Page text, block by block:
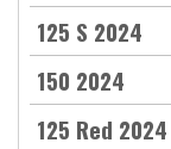
125 S 2024
150 2024
125 Red 2024